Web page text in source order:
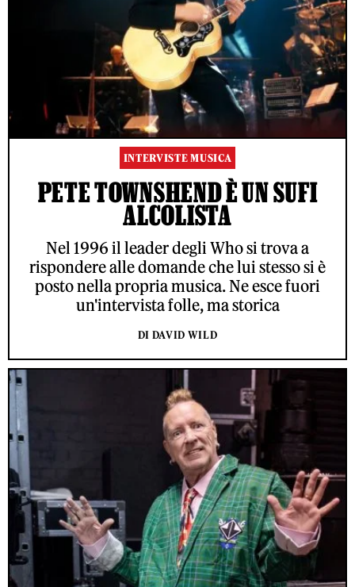
INTERVISTE MUSICA
PETE TOWNSHEND È UN SUFI
ALCOLISTA
Nel 1996 il leader degli Who si trova a
rispondere alle domande che lui stesso si è
posto nella propria musica. Ne esce fuori
un'intervista folle, ma storica
DI DAVID WILD